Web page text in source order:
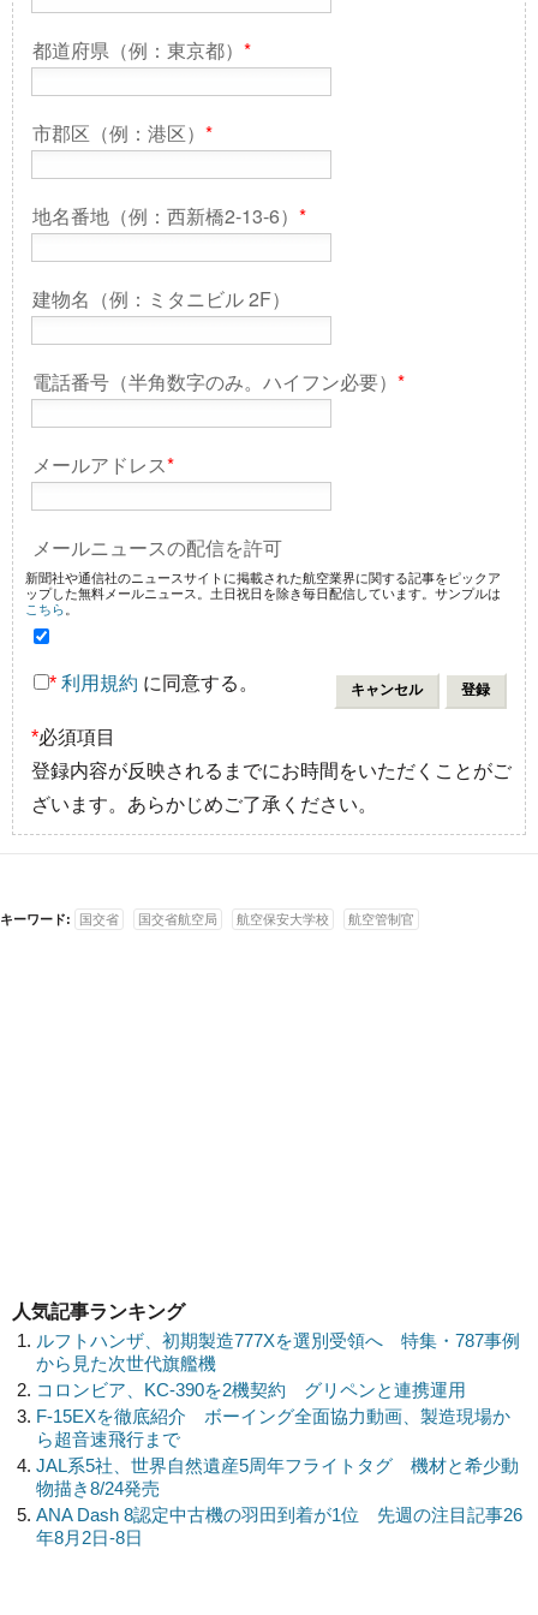
都道府県（例：東京都） *
市郡区（例：港区） *
地名番地（例：西新橋2-13-6） *
建物名（例：ミタニビル 2F）
電話番号（半角数字のみ。ハイフン必要） *
メールアドレス*
メールニュースの配信を許可
新聞社や通信社のニュースサイトに掲載された航空業界に関する記事をピックア
ップした無料メールニュース。土日祝日を除き毎日配信しています。サンプルは
こちら
* 利用規約 に同意する。
*必須項目
登録内容が反映されるまでにお時間をいただくことがご
ざいます。あらかじめご了承ください。
キーワード: 国交省 国交省航空局 航空保安大学校 航空管制官
人気記事ランキング
ルフトハンザ、初期製造777Xを選別受領へ 特集・787事例
から見た次世代旗艦機
コロンビア、KC-390を2機契約 グリペンと連携運用
F-15EXを徹底紹介 ボーイング全面協力動画、製造現場か
ら超音速飛行まで
JAL系5社、世界自然遺産5周年フライトタグ 機材と希少動
物描き8/24発売
ANA Dash 8認定中古機の羽田到着が1位 先週の注目記事26
年8月2日-8日